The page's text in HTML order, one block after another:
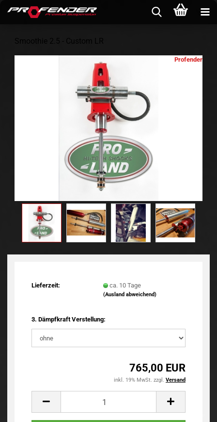
Smoothie 2.5 - Custom LR
Profender
Lieferzeit: ca. 10 Tage
(Ausland abweichend)
3. Dämpfkraft Verstellung:
765,00 EUR
inkl. 19% MwSt. zzgl. Versand